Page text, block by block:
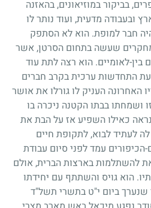
בביקור במוזיאונים, בהאזנה
ובעבודה מדעית, ועוד נותר לו
חבר למופת. הוא לא הסתפק
שעשה בתחום הסרטן, אשר
בין-לאומיים. הוא רצה לתת עוד
התחדשות ערכית בקרב חברים
האחרונה העניק לו גורלו את אושר
ושמחתו בבתו הקטנה ניכרה בו
כאילו השפיע אז על הבת את
לעתיד לבוא, לתקופת חיים
עמד לפני סיום עבודת
להשתלמות בארצות הברית, אולם
הוא גויס והשתתף עם יחידתו
שנערך ביום י"ט בתשרי תשל"ד